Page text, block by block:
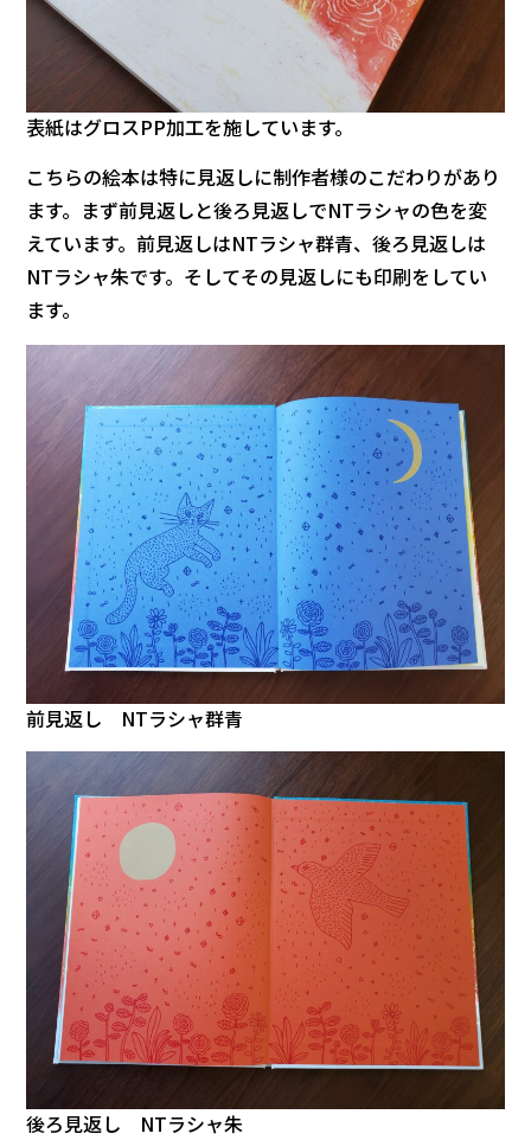
表紙はグロスPP加工を施しています。
こちらの絵本は特に見返しに制作者様のこだわりがあり
ます。まず前見返しと後ろ見返しでNTラシャの色を変
えています。前見返しはNTラシャ群青、後ろ見返しは
NTラシャ朱です。そしてその見返しにも印刷をしてい
ます。
前見返し NTラシャ群青
後ろ見返し NTラシャ朱